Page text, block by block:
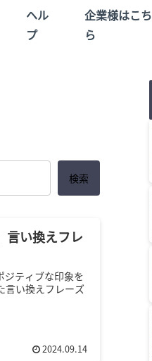
ヘル
プ
企業様はこち
ら
検索
言い換えフレ
ジティブな印象を
言い換えフレーズ
2024.09.14